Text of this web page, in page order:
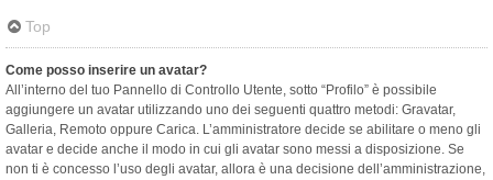
Top
Come posso inserire un avatar?
All’interno del tuo Pannello di Controllo Utente, sotto “Profilo” è possibile
aggiungere un avatar utilizzando uno dei seguenti quattro metodi: Gravatar,
Galleria, Remoto oppure Carica. L’amministratore decide se abilitare o meno gli
avatar e decide anche il modo in cui gli avatar sono messi a disposizione. Se
non ti è concesso l’uso degli avatar, allora è una decisione dell’amministrazione,